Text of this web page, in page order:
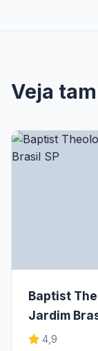
Veja
Baptist
Jardim
4,9